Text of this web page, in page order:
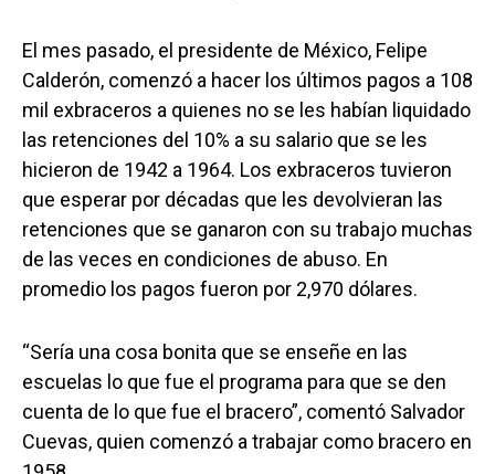
El mes pasado, el presidente de México, Felipe
Calderón, comenzó a hacer los últimos pagos a 108
mil exbraceros a quienes no se les habían liquidado
las retenciones del 10% a su salario que se les
hicieron de 1942 a 1964. Los exbraceros tuvieron
que esperar por décadas que les devolvieran las
retenciones que se ganaron con su trabajo muchas
de las veces en condiciones de abuso. En
promedio los pagos fueron por 2,970 dólares.
“Sería una cosa bonita que se enseñe en las
escuelas lo que fue el programa para que se den
cuenta de lo que fue el bracero”, comentó Salvador
Cuevas, quien comenzó a trabajar como bracero en